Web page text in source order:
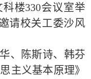
科楼330会议室举
请校关工委沙风
、陈斯诗、韩芬
主义基本原理》